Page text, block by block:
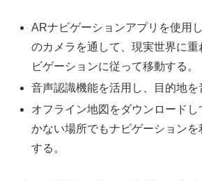
ARナビゲーションアプリを使用
のカメラを通して、現実世界に
ビゲーションに従って移動する。
音声認識機能を活用し、目的地を
オフライン地図をダウンロード
かない場所でもナビゲーションを
する。